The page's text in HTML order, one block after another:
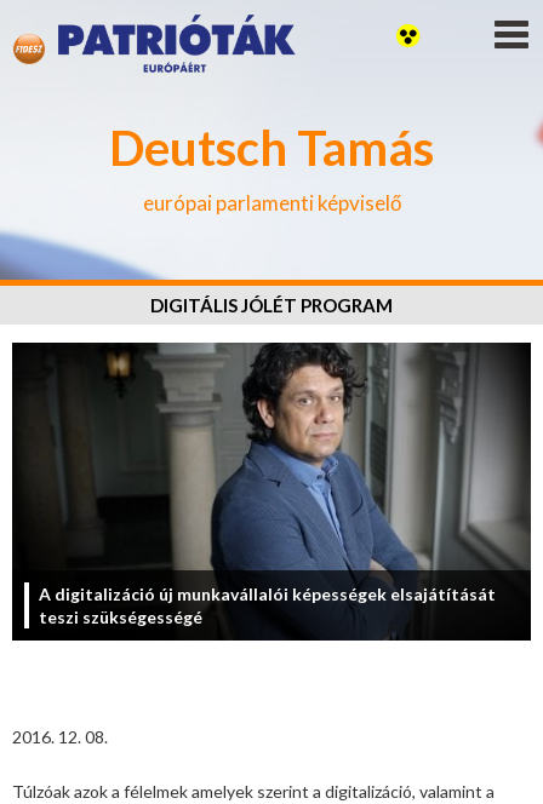
Deutsch Tamás
európai parlamenti képviselő
DIGITÁLIS JÓLÉT PROGRAM
A digitalizáció új munkavállalói képességek elsajátítását
teszi szükségességé
2016. 12. 08.
Túlzóak azok a félelmek amelyek szerint a digitalizáció, valamint a